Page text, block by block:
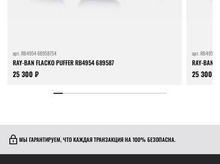
арт.RB4954 68958754
RAY-BAN FLACKO PUFFER RB4954 689587
25 300 ₽
арт.RB4954
RAY-BAN
25 300 ₽
МЫ ГАРАНТИРУЕМ, ЧТО КАЖДАЯ ТРАНЗАКЦИЯ НА 100% БЕЗОПАСНА.